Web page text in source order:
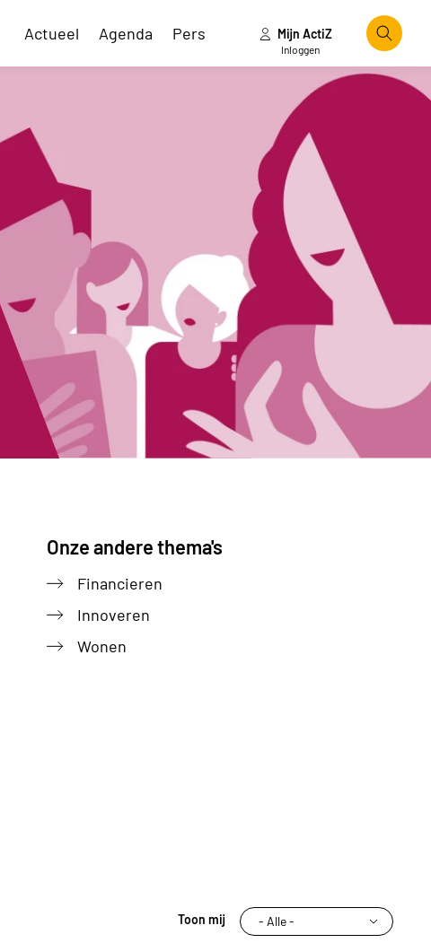
Actueel Agenda Pers Mijn ActiZ
Inloggen
Onze andere thema's
Financieren
Innoveren
Wonen
Toon mij